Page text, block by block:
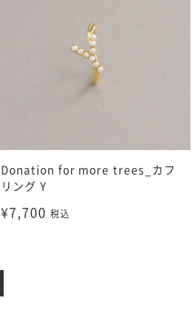
Donation for more trees_カフ
リング Y
¥7,700 税込